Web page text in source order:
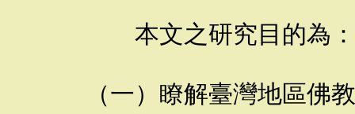
本文之研究目的為：
（一）瞭解臺灣地區佛